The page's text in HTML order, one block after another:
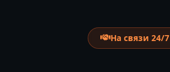
На связи 24/7